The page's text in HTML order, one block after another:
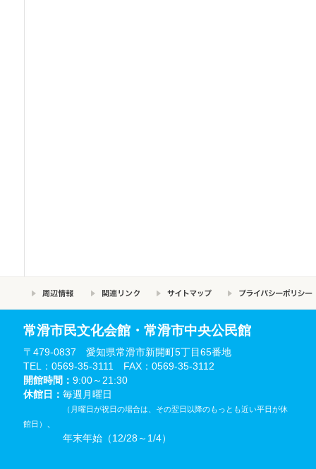
常滑市民文化会館・常滑市中央公民館
〒479-0837 愛知県常滑市新開町5丁目65番地
TEL：0569-35-3111 FAX：0569-35-3112
開館時間： 9:00～21:30
休館日： 毎週月曜日
（月曜日が祝日の場合は、その翌日以降のもっとも近い平日が休
館日）
、
年末年始（12/28～1/4）